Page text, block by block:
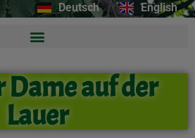
Deutsch English
Dame auf der
Lauer